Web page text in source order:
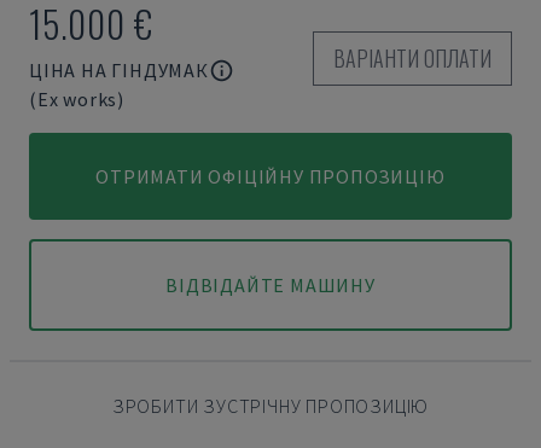
15.000 €
ЦІНА НА ГІНДУМАК
(Ex works)
ВАРІАНТИ ОПЛАТИ
ОТРИМАТИ ОФІЦІЙНУ ПРОПОЗИЦІЮ
ВІДВІДАЙТЕ МАШИНУ
ЗРОБИТИ ЗУСТРІЧНУ ПРОПОЗИЦІЮ